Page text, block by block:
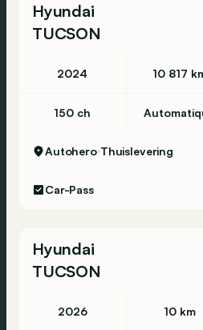
Hyundai
TUCSON
2024 10 817
150 ch
Autohero Thuislevering
Car-Pass
Hyundai
TUCSON
2026 10 km